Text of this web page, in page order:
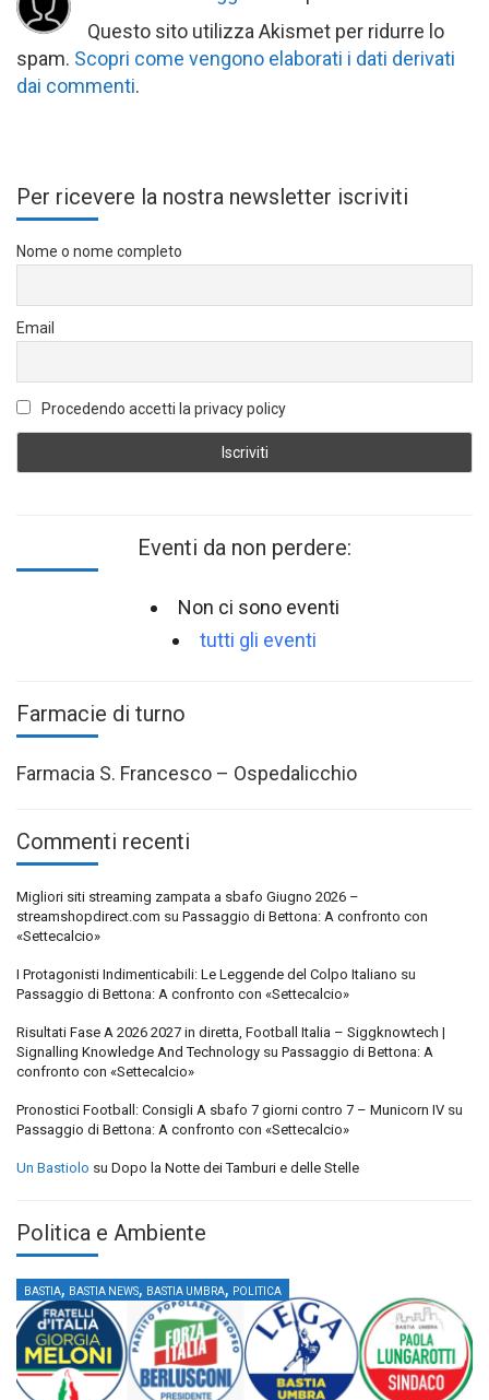
Questo sito utilizza Akismet per ridurre lo
spam. Scopri come vengono elaborati i dati derivati
dai commenti.
Per ricevere la nostra newsletter iscriviti
Nome o nome completo
Email
Procedendo accetti la privacy policy
Eventi da non perdere:
Non ci sono eventi
tutti gli eventi
Farmacie di turno
Farmacia S. Francesco – Ospedalicchio
Commenti recenti
Migliori siti streaming zampata a sbafo Giugno 2026 –
streamshopdirect.com su Passaggio di Bettona: A confronto con
«Settecalcio»
I Protagonisti Indimenticabili: Le Leggende del Colpo Italiano su
Passaggio di Bettona: A confronto con «Settecalcio»
Risultati Fase A 2026 2027 in diretta, Football Italia – Siggknowtech |
Signalling Knowledge And Technology su Passaggio di Bettona: A
confronto con «Settecalcio»
Pronostici Football: Consigli A sbafo 7 giorni contro 7 – Municorn IV su
Passaggio di Bettona: A confronto con «Settecalcio»
Un Bastiolo su Dopo la Notte dei Tamburi e delle Stelle
Politica e Ambiente
BASTIA, BASTIA NEWS, BASTIA UMBRA, POLITICA